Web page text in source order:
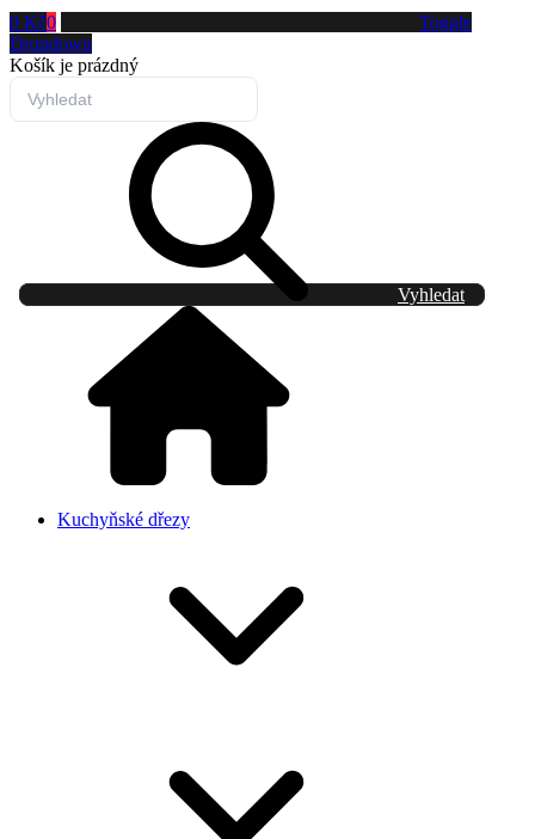
0 Kč0
Toggle
Dropdown
Košík je prázdný
Vyhledat
Kuchyňské dřezy